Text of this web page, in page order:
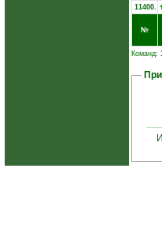
11400.
№
Команд: